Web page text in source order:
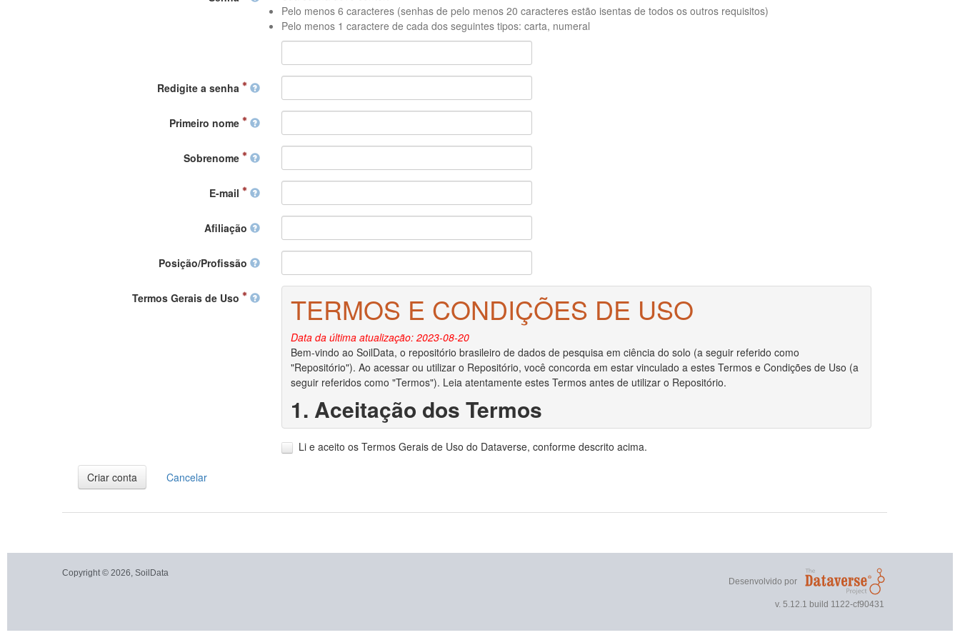
Pelo menos 6 caracteres (senhas de pelo menos 20 caracteres estão isentas de todos os outros requisitos)
Pelo menos 1 caractere de cada dos seguintes tipos: carta, numeral
Redigite a senha
Primeiro nome
Sobrenome
E-mail
Afiliação
Posição/Profissão
Termos Gerais de Uso TERMOS E CONDIÇÕES DE USO
Data da última atualização: 2023-08-20
Bem-vindo ao SoilData, o repositório brasileiro de dados de pesquisa em ciência do solo (a seguir referido como
"Repositório"). Ao acessar ou utilizar o Repositório, você concorda em estar vinculado a estes Termos e Condições de Uso (a
seguir referidos como "Termos"). Leia atentamente estes Termos antes de utilizar o Repositório.
1. Aceitação dos Termos
1.2. Você declara ser o criador/autor dos dados ou ter obtido permissão do criador/autor para depositar qualquer conjunto de
conjunto de dados e você for o proprietário dos direitos autorais, ao aceitar estes Termos, você ainda mantém os direitos
2.2. Se os direitos autorais forem aplicáveis e você não for o proprietário dos direitos autorais, você declara que o proprietário
2.3. Ao depositar dados no Repositório, você concede ao MapBiomas o direito não exclusivo de reproduzir, traduzir e
Li e aceito os Termos Gerais de Uso do Dataverse, conforme descrito acima.
Criar conta Cancelar
Copyright © 2026, SoilData
Desenvolvido por
v. 5.12.1 build 1122-cf90431